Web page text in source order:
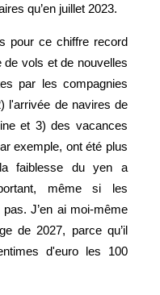
qu’en juillet 2023.
pour ce chiffre record
de vols et de nouvelles
par les compagnies
l'arrivée de navires de
et 3) des vacances
exemple, ont été plus
faiblesse du yen a
même si les
J’en ai moi-même
de 2027, parce qu’il
d'euro les 100